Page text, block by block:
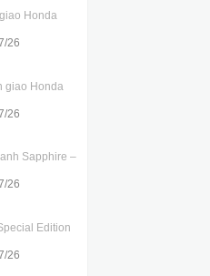
Honda
26
giao Honda
26
Sapphire –
26
Edition
26